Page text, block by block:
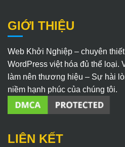
GIỚI THIỆU
Web Khởi Nghiệp – chuyên
WordPress việt hóa đủ thể loại.
làm nên thương hiệu – Sự hài
niềm hạnh phúc của chúng tôi.
LIÊN KẾT